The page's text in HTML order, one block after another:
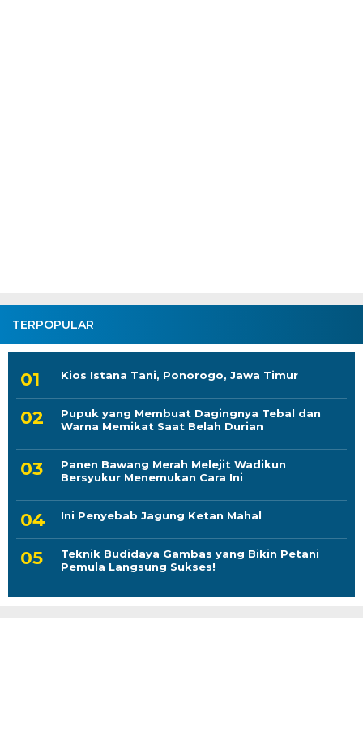
TERPOPULAR
Kios Istana Tani, Ponorogo, Jawa Timur
Pupuk yang Membuat Dagingnya Tebal dan
Warna Memikat Saat Belah Durian
Panen Bawang Merah Melejit Wadikun
Bersyukur Menemukan Cara Ini
Ini Penyebab Jagung Ketan Mahal
Teknik Budidaya Gambas yang Bikin Petani
Pemula Langsung Sukses!